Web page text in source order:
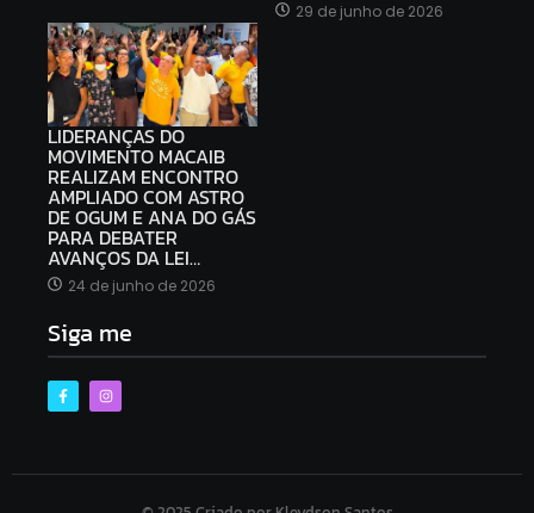
29 de junho de 2026
LIDERANÇAS DO
MOVIMENTO MACAIB
REALIZAM ENCONTRO
AMPLIADO COM ASTRO
DE OGUM E ANA DO GÁS
PARA DEBATER
AVANÇOS DA LEI…
24 de junho de 2026
Siga me